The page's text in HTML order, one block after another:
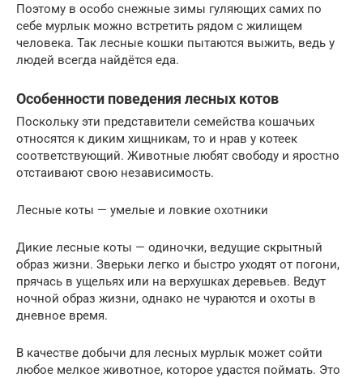
Поэтому в особо снежные зимы гуляющих самих по
себе мурлык можно встретить рядом с жилищем
человека. Так лесные кошки пытаются выжить, ведь у
людей всегда найдётся еда.
Особенности поведения лесных котов
Поскольку эти представители семейства кошачьих
относятся к диким хищникам, то и нрав у котеек
соответствующий. Животные любят свободу и яростно
отстаивают свою независимость.
Лесные коты — умелые и ловкие охотники
Дикие лесные коты — одиночки, ведущие скрытный
образ жизни. Зверьки легко и быстро уходят от погони,
прячась в ущельях или на верхушках деревьев. Ведут
ночной образ жизни, однако не чураются и охоты в
дневное время.
В качестве добычи для лесных мурлык может сойти
любое мелкое животное, которое удастся поймать. Это